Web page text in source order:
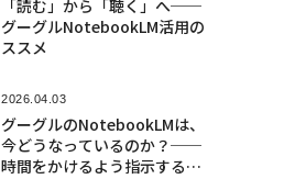
「読む」から「聴く」へ──
グーグルNotebookLM活用の
ススメ
2026.04.03
グーグルのNotebookLMは、
今どうなっているのか？──
時間をかけるよう指示すると